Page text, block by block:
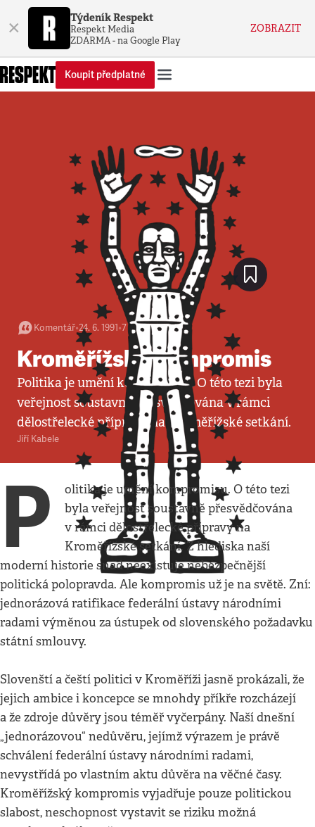
× Týdeník Respekt
Respekt Media
ZDARMA - na Google Play
ZOBRAZIT
Koupit předplatné
Komentář•24. 6. 1991•7 minut
Kroměřížský kompromis
Politika je umění kompromisu. O této tezi byla
veřejnost soustavně přesvědčována v rámci
dělostřelecké přípravy na Kroměřížské setkání.
Jiří Kabele
P
olitika je umění kompromisu. O této tezi
byla veřejnost soustavně přesvědčována
v rámci dělostřelecké přípravy na
Kroměřížské setkání. Z hlediska naší
moderní historie snad neexistuje nebezpečnější
politická polopravda. Ale kompromis už je na světě. Zní:
jednorázová ratifikace federální ústavy národními
radami výměnou za ústupek od slovenského požadavku
státní smlouvy.
Slovenští a čeští politici v Kroměříži jasně prokázali, že
jejich ambice i koncepce se mnohdy příkře rozcházejí
a že zdroje důvěry jsou téměř vyčerpány. Naší dnešní
„jednorázovou“ nedůvěru, jejímž výrazem je právě
schválení federální ústavy národními radami,
nevystřídá po vlastním aktu důvěra na věčné časy.
Kroměřížský kompromis vyjadřuje pouze politickou
slabost, neschopnost vystavit se riziku možná